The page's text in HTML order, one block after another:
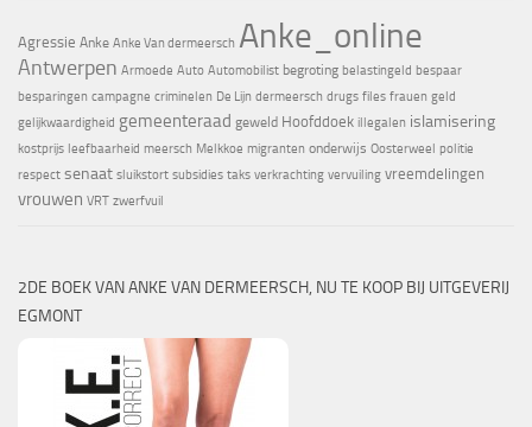
Agressie Anke Anke Van dermeersch Anke_online
Antwerpen Armoede Auto Automobilist begroting belastingeld bespaar
besparingen campagne criminelen De Lijn dermeersch drugs files frauen geld
gelijkwaardigheid gemeenteraad geweld Hoofddoek illegalen islamisering
kostprijs leefbaarheid meersch Melkkoe migranten onderwijs Oosterweel politie
respect senaat sluikstort subsidies taks verkrachting vervuiling vreemdelingen
vrouwen VRT zwerfvuil
2DE BOEK VAN ANKE VAN DERMEERSCH, NU TE KOOP BIJ UITGEVERIJ
EGMONT